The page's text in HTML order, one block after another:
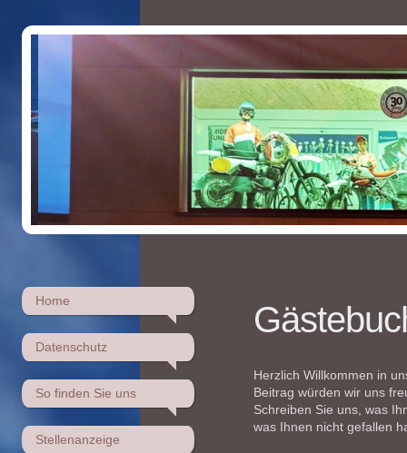
Home
Datenschutz
So finden Sie uns
Stellenanzeige
Herzlich Willkommen in
Beitrag würden wir uns
Schreiben Sie uns, was
was Ihnen nicht gefallen